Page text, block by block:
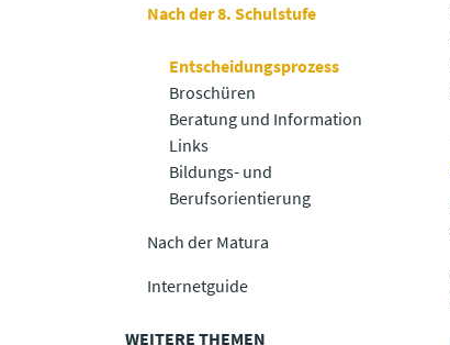
Nach der 8. Schulstufe
Entscheidungsprozess
Broschüren
Beratung und Information
Links
Bildungs- und
Berufsorientierung
Nach der Matura
Internetguide
WEITERE THEMEN